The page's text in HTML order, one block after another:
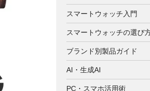
スマートウォッチ入門
スマートウォッチの選び
ブランド別製品ガイド
AI・生成AI
PC・スマホ活用術